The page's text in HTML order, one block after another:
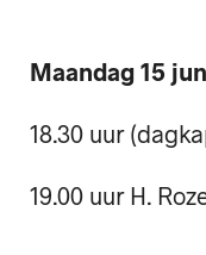
Maandag 15
18.30 uur
19.00 uur H.